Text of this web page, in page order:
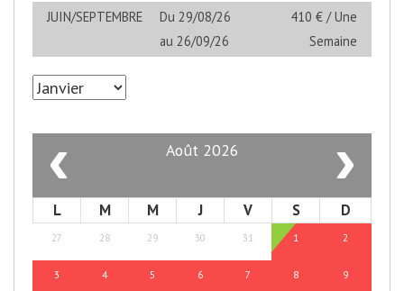
JUIN/SEPTEMBRE
Du 29/08/26
au 26/09/26
410 € / Une
Semaine
‹ Août 2026 ›
L M M J V S D
27 28 29 30 31 1 2
3 4 5 6 7 8 9